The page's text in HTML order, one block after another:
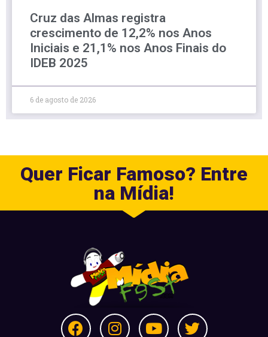
Cruz das Almas registra
crescimento de 12,2% nos Anos
Iniciais e 21,1% nos Anos Finais do
IDEB 2025
6 de agosto de 2026
Quer Ficar Famoso? Entre
na Mídia!